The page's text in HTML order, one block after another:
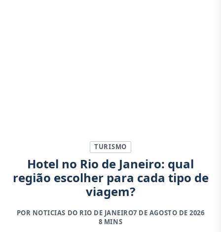
TURISMO
Hotel no Rio de Janeiro: qual
região escolher para cada tipo de
viagem?
POR NOTICIAS DO RIO DE JANEIRO7 DE AGOSTO DE 2026
8 MINS